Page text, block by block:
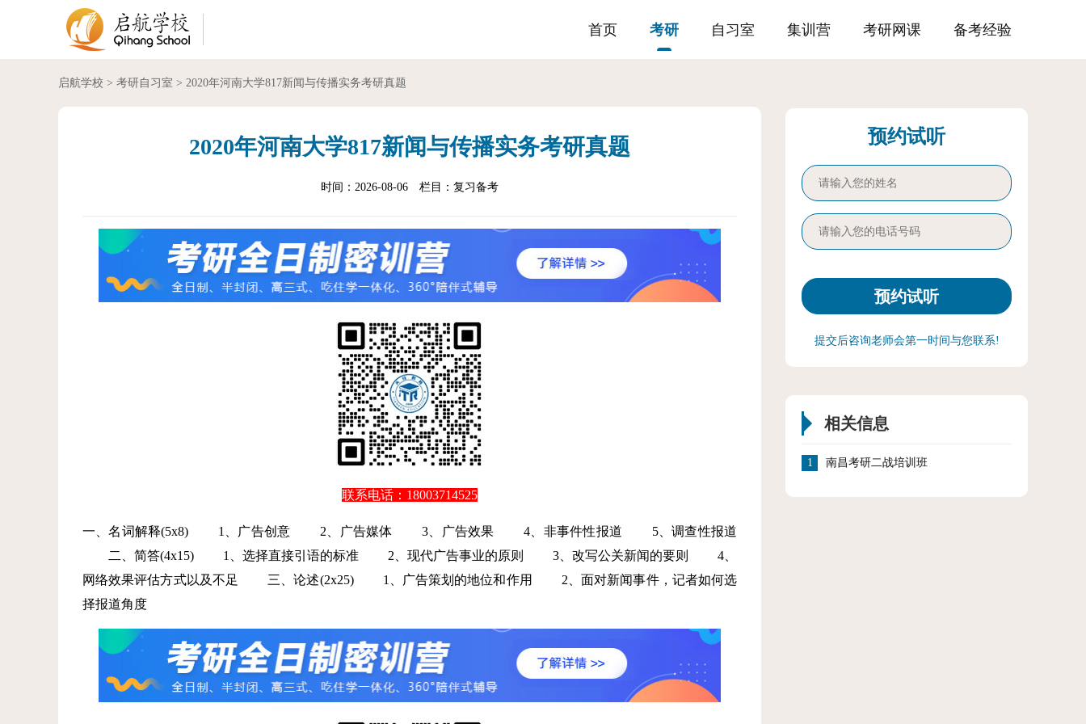
首页 考研 自习室 集训营 考研网课 备考经验
启航学校 > 考研自习室 > 2020年河南大学817新闻与传播实务考研真题
2020年河南大学817新闻与传播实务考研真题
时间：2026-08-06 栏目： 复习备考
联系电话：18003714525
一、名词解释(5x8) 1、广告创意 2、广告媒体 3、广告效果 4、非事件性报道 5、调查性报道
二、简答(4x15) 1、选择直接引语的标准 2、现代广告事业的原则 3、改写公关新闻的要则
4、
网络效果评估方式以及不足
三、论述(2x25)1、广告策划的地位和作用
2、面对新闻事件，记者如何选
择报道角度
预约试听
提交后咨询老师会第一时间与您联系!
相关信息
1 南昌考研二战培训班